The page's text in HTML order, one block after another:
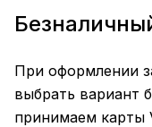
При оформлении
выбрать вариант
принимаем карты